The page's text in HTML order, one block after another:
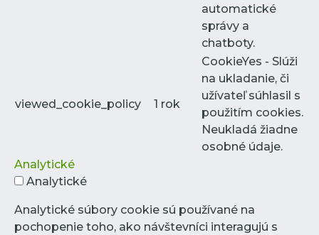
automatické
správy a
chatboty.
viewed_cookie_policy 1 rok
CookieYes - Slúži
na ukladanie, či
užívateľ súhlasil s
použitím cookies.
Neukladá žiadne
osobné údaje.
Analytické
Analytické
Analytické súbory cookie sú používané na
pochopenie toho, ako návštevníci interagujú s